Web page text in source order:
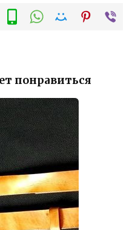
понравиться